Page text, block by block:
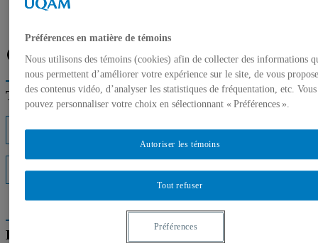
À propos de l’UQAM
Facebook
Twitter
Flux RSS
Trouver un expert
Listes d'experts
Interventions médiatiques
Répertoire des professeurs
Préférences en matière de témoins
Nous utilisons des témoins (cookies) afin de collecter des informations
nous permettent d’améliorer votre expérience sur le site, de vous
des contenus vidéo, d’analyser les statistiques de fréquentation, etc. Vous
pouvez personnaliser votre choix en sélectionnant « Préférences ».
Tout refuser
Autoriser les témoins
Préférences